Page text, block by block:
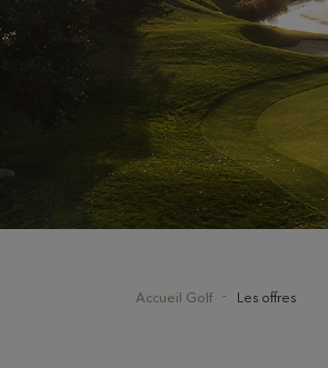
Accueil Golf Les offres